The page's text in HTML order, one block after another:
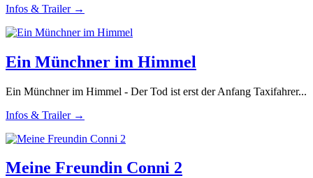
Infos & Trailer →
Ein Münchner im Himmel
Ein Münchner im Himmel - Der Tod ist erst der Anfang Taxifahrer...
Infos & Trailer →
Meine Freundin Conni 2